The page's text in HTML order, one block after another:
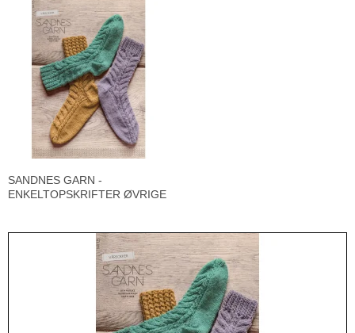
SANDNES GARN -
ENKELTOPSKRIFTER ØVRIGE